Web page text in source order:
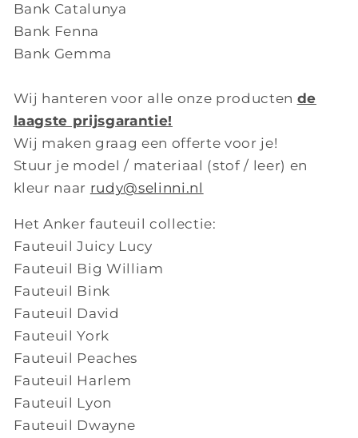
Bank Catalunya
Bank Fenna
Bank Gemma
Wij hanteren voor alle onze producten de
laagste prijsgarantie!
Wij maken graag een offerte voor je!
Stuur je model / materiaal (stof / leer) en
kleur naar rudy@selinni.nl
Het Anker fauteuil collectie:
Fauteuil Juicy Lucy
Fauteuil Big William
Fauteuil Bink
Fauteuil David
Fauteuil York
Fauteuil Peaches
Fauteuil Harlem
Fauteuil Lyon
Fauteuil Dwayne